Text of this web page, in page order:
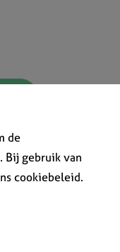
de
Bij gebruik van
cookiebeleid.